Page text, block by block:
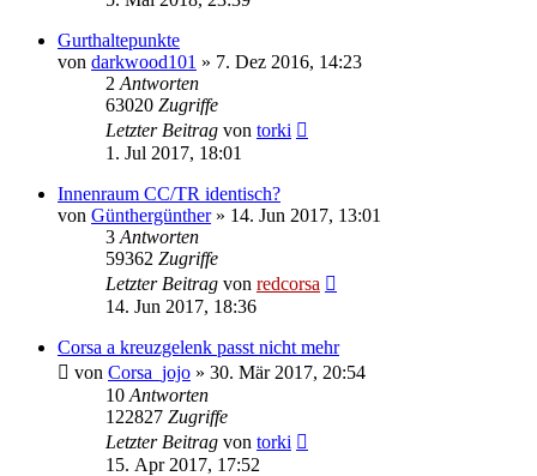
Gurthaltepunkte
von darkwood101 » 7. Dez 2016, 14:23
2 Antworten
63020 Zugriffe
Letzter Beitrag von torki
1. Jul 2017, 18:01
Innenraum CC/TR identisch?
von Günthergünther» 14. Jun 2017, 13:01
3 Antworten
59362 Zugriffe
Letzter Beitrag von redcorsa
14. Jun 2017, 18:36
Corsa a kreuzgelenk passt nicht mehr
von Corsa_jojo » 30. Mär 2017, 20:54
10 Antworten
122827 Zugriffe
Letzter Beitrag von torki
15. Apr 2017, 17:52